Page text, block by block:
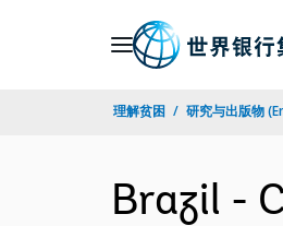
理解贫困 研究与出版物
Brazil -